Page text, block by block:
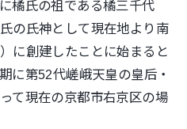
橘氏の祖である橘三千代
の氏神として現在地より南
に創建したことに始まると
に第52代嵯峨天皇の皇后・
て現在の京都市右京区の場